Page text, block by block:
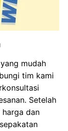
mudah
tim kami
Setelah
dan